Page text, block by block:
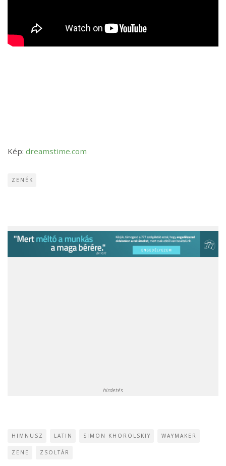
Kép: dreamstime.com
ZENÉK
hirdetés
HIMNUSZ LATIN SIMON KHOROLSKIY WAYMAKER
ZENE ZSOLTÁR